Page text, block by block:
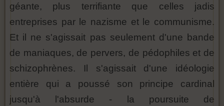
géante, plus terrifiante que celles jadis
entreprises par le nazisme et le communisme.
Et il ne s'agissait pas seulement d'une bande
de maniaques, de pervers, de pédophiles et de
schizophrènes. Il s'agissait d'une idéologie
entière qui a poussé son principe cardinal
jusqu'à l'absurde - la poursuite de